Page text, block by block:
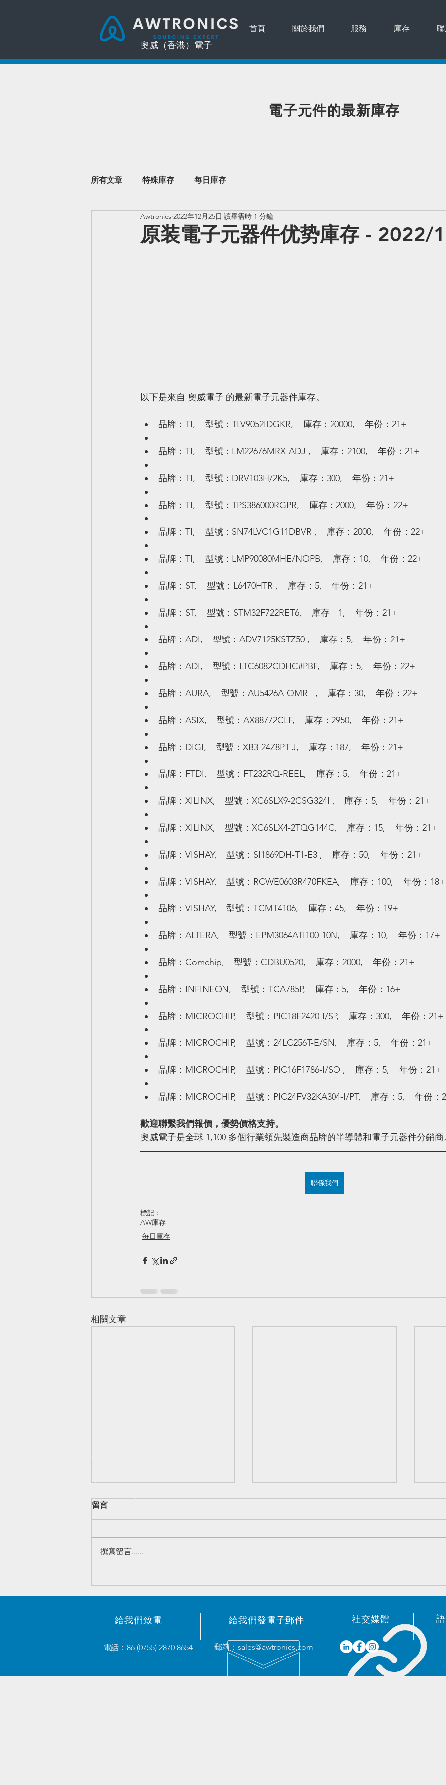
奧威（香港）電子
首頁 關於我們 服務 庫存
​電子元件的最新庫存
所有文章 特殊庫存 每日庫存
原装電子元器件优势庫存 - 2022/
Awtronics 2022年12月25日 讀畢需時 1 分鐘
以下是來自 奧威電子 的最新電子元器件庫存。
品牌：TI,    型號：TLV9052IDGKR,    庫存：20000,    年份：21+
品牌：TI,    型號：LM22676MRX-ADJ ,    庫存：2100,    年份：21+
品牌：TI,    型號：DRV103H/2K5,    庫存：300,    年份：21+
品牌：TI,    型號：TPS386000RGPR,    庫存：2000,    年份：22+
品牌：TI,    型號：SN74LVC1G11DBVR ,    庫存：2000,    年份：22+
品牌：TI,    型號：LMP90080MHE/NOPB,    庫存：10,    年份：22+
品牌：ST,    型號：L6470HTR ,    庫存：5,    年份：21+
品牌：ST,    型號：STM32F722RET6,    庫存：1,    年份：21+
品牌：ADI,    型號：ADV7125KSTZ50 ,    庫存：5,    年份：21+
品牌：ADI,    型號：LTC6082CDHC#PBF,    庫存：5,    年份：22+
品牌：AURA,    型號：AU5426A-QMR   ,    庫存：30,    年份：22+
品牌：ASIX,    型號：AX88772CLF,    庫存：2950,    年份：21+
品牌：DIGI,    型號：XB3-24Z8PT-J,    庫存：187,    年份：21+
品牌：FTDI,    型號：FT232RQ-REEL,    庫存：5,    年份：21+
品牌：XILINX,    型號：XC6SLX9-2CSG324I ,    庫存：5,    年份：21+
品牌：XILINX,    型號：XC6SLX4-2TQG144C,    庫存：15,    年份：21+
品牌：VISHAY,    型號：SI1869DH-T1-E3 ,    庫存：50,    年份：21+
品牌：VISHAY,    型號：RCWE0603R470FKEA,    庫存：100,    年份：18+
品牌：VISHAY,    型號：TCMT4106,    庫存：45,    年份：19+
品牌：ALTERA,    型號：EPM3064ATI100-10N,    庫存：10,    年份：17+
品牌：Comchip,    型號：CDBU0520,    庫存：2000,    年份：21+
品牌：INFINEON,    型號：TCA785P,    庫存：5,    年份：16+
品牌：MICROCHIP,    型號：PIC18F2420-I/SP,    庫存：300,    年份：21+
品牌：MICROCHIP,    型號：24LC256T-E/SN,    庫存：5,    年份：21+
品牌：MICROCHIP,    型號：PIC16F1786-I/SO ,    庫存：5,    年份：21+
品牌：MICROCHIP,    型號：PIC24FV32KA304-I/PT,    庫存：5,    年份：
歡迎聯繫我們報價，優勢價格支持。
奧威電子是全球 1,100 多個行業領先製造商品牌的半導體和電子元器件分銷商
聯係我們
標記：
AW庫存
每日庫存
相關文章
留言
撰寫留言......
給我們致電 給我們發電子郵件
電話：86 (0755) 2870 8654 郵箱： sales@awtronics.com
​社交媒體 語